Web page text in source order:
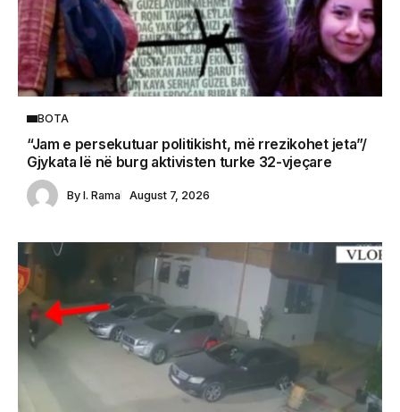
BOTA
“Jam e persekutuar politikisht, më rrezikohet jeta”/
Gjykata lë në burg aktivisten turke 32-vjeçare
By I. Rama August 7, 2026